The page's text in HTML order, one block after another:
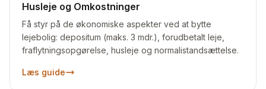
Husleje og Omkostninger
Få styr på de økonomiske aspekter ved at bytte
lejebolig: depositum (maks. 3 mdr.), forudbetalt leje,
fraflytningsopgørelse, husleje og normalistandsættelse.
Læs guide